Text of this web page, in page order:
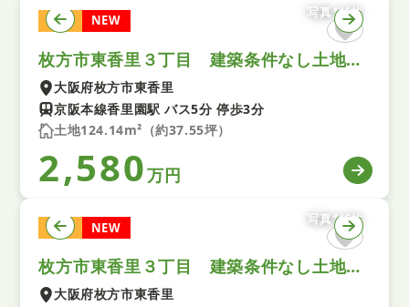
土地 NEW
写真1/6枚
枚方市東香里３丁目 建築条件なし土地 A号地
大阪府枚方市東香里
京阪本線香里園駅 バス5分 停歩3分
土地124.14m²（約37.55坪）
2,580万円
土地 NEW
写真1/6枚
枚方市東香里３丁目 建築条件なし土地 B号地
大阪府枚方市東香里